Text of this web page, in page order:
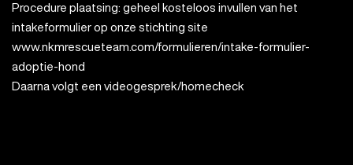
Procedure plaatsing: geheel kosteloos invullen van het
intakeformulier op onze stichting site
www.nkmrescueteam.com/formulieren/intake-formulier-
adoptie-hond
Daarna volgt een videogesprek/homecheck